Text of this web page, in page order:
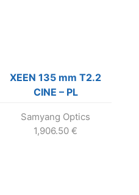
XEEN 135 mm T2.2
CINE – PL
Samyang Optics
1,906.50 €